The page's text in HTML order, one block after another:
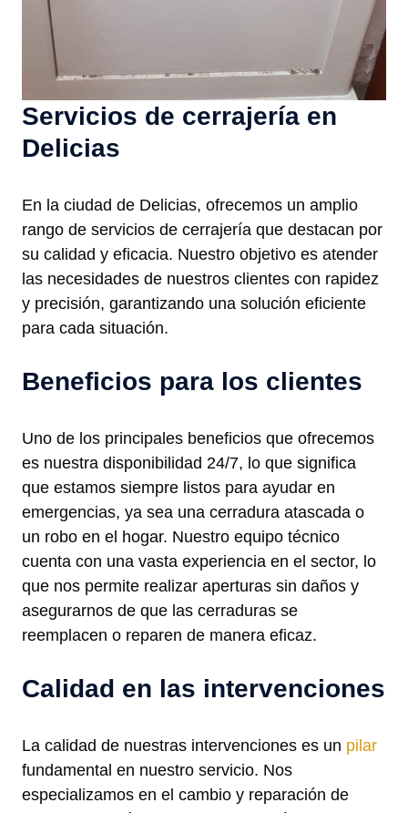
Servicios de cerrajería en
Delicias
En la ciudad de Delicias, ofrecemos un amplio
rango de servicios de cerrajería que destacan por
su calidad y eficacia. Nuestro objetivo es atender
las necesidades de nuestros clientes con rapidez
y precisión, garantizando una solución eficiente
para cada situación.
Beneficios para los clientes
Uno de los principales beneficios que ofrecemos
es nuestra disponibilidad 24/7, lo que significa
que estamos siempre listos para ayudar en
emergencias, ya sea una cerradura atascada o
un robo en el hogar. Nuestro equipo técnico
cuenta con una vasta experiencia en el sector, lo
que nos permite realizar aperturas sin daños y
asegurarnos de que las cerraduras se
reemplacen o reparen de manera eficaz.
Calidad en las intervenciones
La calidad de nuestras intervenciones es un pilar
fundamental en nuestro servicio. Nos
especializamos en el cambio y reparación de